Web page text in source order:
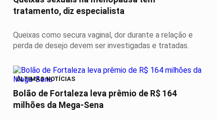
tratamento, diz especialista
Queixas como secura vaginal, dor durante a relação e
perda de desejo devem ser investigadas e tratadas.
ÚLTIMAS NOTÍCIAS
Bolão de Fortaleza leva prêmio de R$ 164
milhões da Mega-Sena